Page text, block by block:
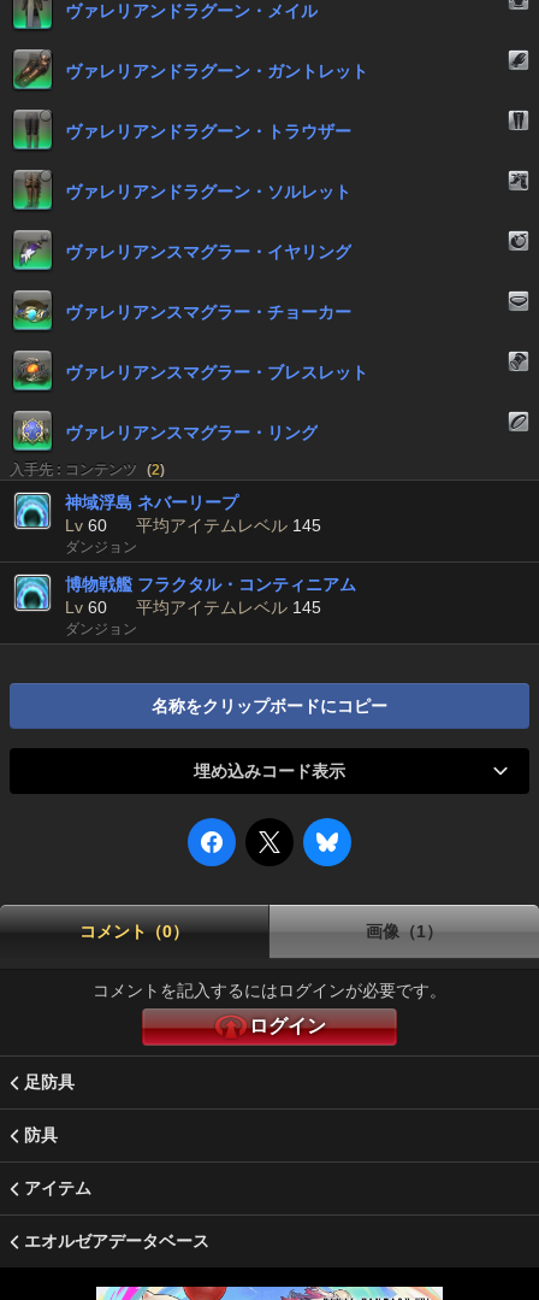
ヴァレリアンドラグーン・メイル
ヴァレリアンドラグーン・ガントレット
ヴァレリアンドラグーン・トラウザー
ヴァレリアンドラグーン・ソルレット
ヴァレリアンスマグラー・イヤリング
ヴァレリアンスマグラー・チョーカー
ヴァレリアンスマグラー・ブレスレット
ヴァレリアンスマグラー・リング
入手先 : コンテンツ (2)
神域浮島 ネバーリープ
Lv 60 平均アイテムレベル 145
ダンジョン
博物戦艦 フラクタル・コンティニアム
Lv 60 平均アイテムレベル 145
ダンジョン
名称をクリップボードにコピー
埋め込みコード表示
コメント（0） 画像（1）
コメントを記入するにはログインが必要です。
ログイン
足防具
防具
アイテム
エオルゼアデータベース